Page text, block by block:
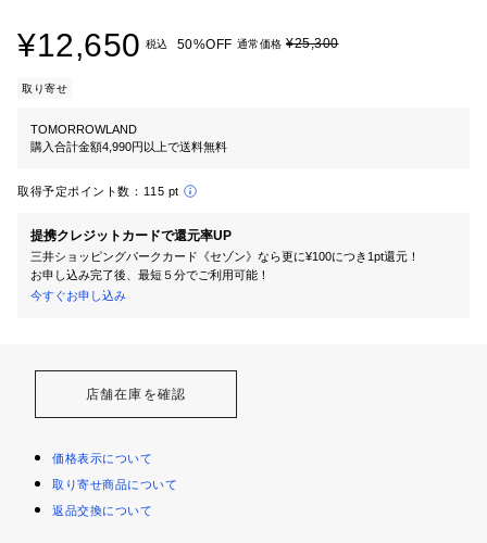
¥12,650 税込 50%OFF 通常価格 ¥25,300
取り寄せ
TOMORROWLAND
購入合計金額4,990円以上で送料無料
取得予定ポイント数： 115 pt
提携クレジットカードで還元率UP
三井ショッピングパークカード《セゾン》なら更に¥100につき1pt還元！
お申し込み完了後、最短５分でご利用可能！
今すぐお申し込み
店舗在庫を確認
価格表示について
取り寄せ商品について
返品交換について